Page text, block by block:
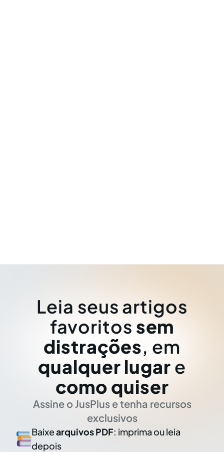
Leia seus artigos
favoritos sem
distrações, em
qualquer lugar e
como quiser
Assine o JusPlus e tenha recursos
exclusivos
Baixearquivos PDF: imprima ou leia
depois